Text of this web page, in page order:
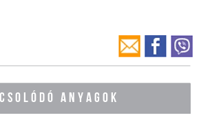
ANYAGOK